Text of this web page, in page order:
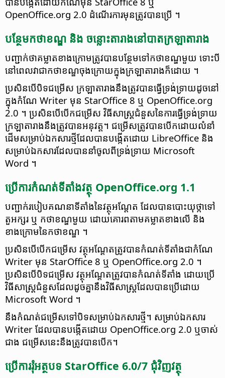
OpenOffice.org 2.0 ដំណើរការ​មុន​ត្រូវ​បានប្រើ ។
បន្ថែម​កថាខណ្ឌ​ និង ចន្លោះ​តារាង​នៅ​បាត​​ក្រឡា​តារាង​​
បញ្ជាក់​ថា​គម្លាត​ខាង​ក្រោម​ត្រូវ​បាន​បន្ថែម​ទៅ​កថាខណ្ឌ​មួយ ទោះ​បី​
នៅ​ពេល​វា​ជា​កថាខណ្ឌ​ចុង​ក្រោយ​ក្នុង​ក្រឡា​តារាង​ក៏​ដោយ ។
ប្រសិនបើ​បិទ​ជម្រើស​ ក្រឡា​តារាង​នឹង​ត្រូវ​បាន​ធ្វើ​ទ្រង់ទ្រាយ​ដូច​នៅ​
ក្នុង​កំណែ Writer មុន StarOffice 8 ឬ OpenOffice.org
2.0 ។ ប្រសិនបើ​បើក​ជម្រើស វិធីសាស្ត្រ​ជំនួស​នៃ​ការ​ធ្វើ​ទ្រង់ទ្រាយ​
ក្រឡា​តារាង​នឹង​ត្រូវ​បាន​អនុវត្ត។ ជម្រើស​ត្រូវ​បាន​បើក​ដោយ​លំនាំ
ដើម​សម្រាប់​ឯកសារ​ថ្មី​ដែល​បាន​បង្កើត​​ដោយ LibreOffice និង​
សម្រាប់​ឯកសារ​ដែល​បាន​នាំចូល​ពី​​ទ្រង់ទ្រាយ Microsoft
Word ។
ប្រើ​ការ​កំណត់​ទីតាំង​វត្ថុ OpenOffice.org 1.1
បញ្ជាក់​​របៀប​គណនា​ទីតាំង​នៃ​វត្ថុ​អណ្តែត ដែល​បាន​បោះ​យុថ្កា​ទៅ​
តួ​អក្សរ ឬ កថាខណ្ឌ​មួយ ដោយ​គោរព​តាម​គម្លាត​ខាង​លើ និង
ខាង​ក្រោម​នៃ​កថាខណ្ឌ ។
ប្រសិនបើ​បើក​ជម្រើស វត្ថុ​អណ្ដែត​ត្រូ​វបាន​កំណត់​ទីតាំង​ជា​កំណែ
Writer មុន StarOffice 8 ឬ OpenOffice.org 2.0 ។
ប្រសិនបើ​បិទ​ជម្រើស វត្ថុ​អណ្ដែត​ត្រូ​វបានកំណត់​ទីតាំង​ ដោយ​ប្រើ​
វិធីសាស្ត្រ​ជំនួស​ដែល​ដូច​គ្នា​នឹង​វិធីសាស្ត្រ​ដែល​បាន​ប្រើ​ដោយ
Microsoft Word ។
នឹង​កំណត់​ជម្រើស​ទៅ​បិទ​សម្រាប់​ឯកសារ​ថ្មី។ សម្រាប់​ឯកសារ
Writer ដែល​បាន​បង្កើត​ដោយ OpenOffice.org 2.0 ឬ​ចាស់​
ជាង ជម្រើស​នេះ​នឹង​ត្រូវ​បាន​បើក។
ប្រើ​ការ​រុំ​អត្ថបទ​ StarOffice 6.0/7 ជុំវិញ​វត្ថុ